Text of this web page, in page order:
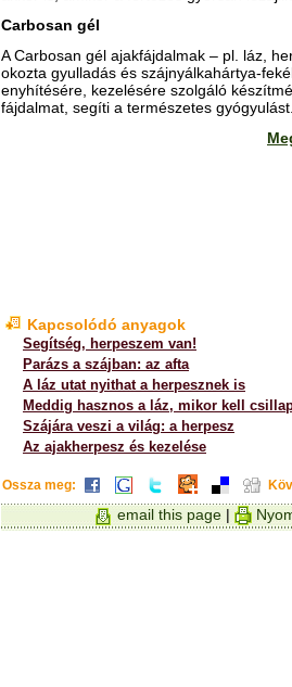
Carbosan gél
A Carbosan gél ajakfájdalmak – pl. láz,
okozta gyulladás és szájnyálkahártya-
enyhítésére, kezelésére szolgáló
fájdalmat, segíti a természetes
Kapcsolódó anyagok
Segítség, herpeszem van!
Parázs a szájban: az afta
A láz utat nyithat a herpesznek is
Meddig hasznos a láz, mikor kell
Szájára veszi a világ: a herpesz
Az ajakherpesz és kezelése
Ossza meg:
email this page |